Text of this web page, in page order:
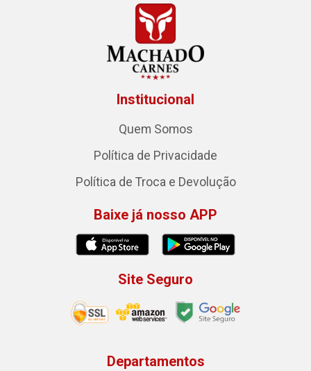
Institucional
Quem Somos
Política de Privacidade
Política de Troca e Devolução
Baixe já nosso APP
Site Seguro
Departamentos